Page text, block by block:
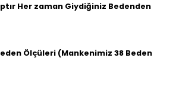
Her zaman Giydiğiniz Bedenden
Ölçüleri (Mankenimiz 38 Beden